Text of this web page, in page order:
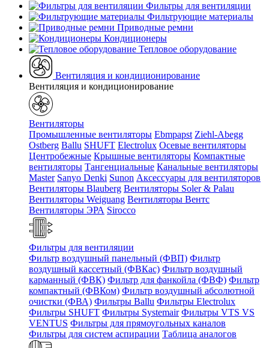
Фильтры для вентиляции
Фильтрующие материалы
Приводные ремни
Кондиционеры
Тепловое оборудование
Вентиляция и кондиционирование
Вентиляция и кондиционирование
Вентиляторы
Промышленные вентиляторы Ebmpapst Ziehl-Abegg
Ostberg Ballu SHUFT Electrolux Осевые вентиляторы
Центробежные Крышные вентиляторы Компактные
вентиляторы Тангенциальные Канальные вентиляторы
Master Sanyo Denki Sunon Аксессуары для вентиляторов
Вентиляторы Blauberg Вентиляторы Soler & Palau
Вентиляторы Weiguang Вентиляторы Вентс
Вентиляторы ЭРА Sirocco
Фильтры для вентиляции
Фильтр воздушный панельный (ФВП) Фильтр
воздушный кассетный (ФВКас) Фильтр воздушный
карманный (ФВК) Фильтр для фанкойла (ФВФ) Фильтр
компактный (ФВКом) Фильтр воздушный абсолютной
очистки (ФВА) Фильтры Ballu Фильтры Electrolux
Фильтры SHUFT Фильтры Systemair Фильтры VTS VS
VENTUS Фильтры для прямоугольных каналов
Фильтры для систем аспирации Таблица аналогов